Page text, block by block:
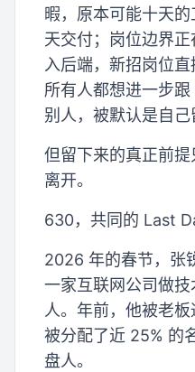
暇，原本可能十天
天交付；岗位边界
入后端，新招岗位直
所有人都想进一步
别人，被默认是自己
但留下来的真正前
离开。
630，共同的 Last
2026 年的春节，张
一家互联网公司做
人。年前，他被老
被分配了近 25% 的
盘人。